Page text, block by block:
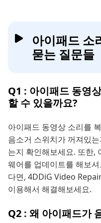
아이패드 소
묻는 질문들
Q1 : 아이패드 동영
할 수 있을까요?
아이패드 동영상 소리를
음소거 스위치가 꺼져있
는지 확인해보세요. 또한,
웨어를 업데이트를 해보
다면, 4DDiG Video
이용해서 해결해보세요.
Q2 : 왜 아이패드가